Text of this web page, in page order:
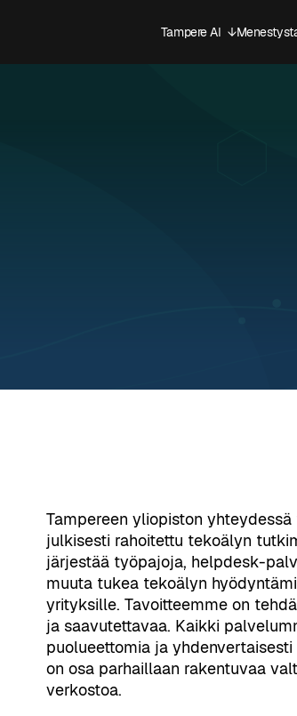
Tampere AI ↓
Tampereen yliopiston
julkisesti rahoitettu tekoälyn
järjestää työpajoja, helpdesk-
muuta tukea tekoälyn
yrityksille. Tavoitteemme on
ja saavutettavaa. Kaikki
puolueettomia ja
on osa parhaillaan rakentuvaa
verkostoa.